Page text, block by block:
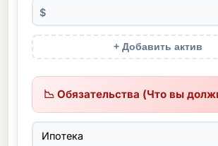
$
+ Добавить актив
📉 Обязательства (Что вы